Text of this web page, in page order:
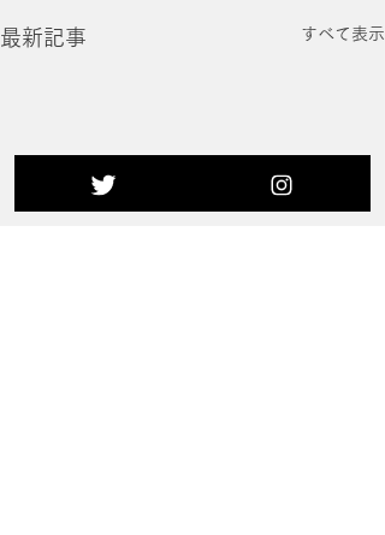
最新記事 すべて表示